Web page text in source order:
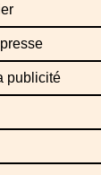
publicité